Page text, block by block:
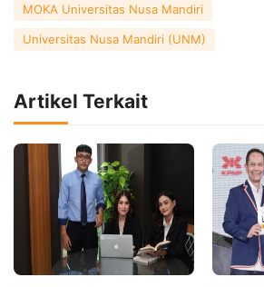
MOKA Universitas Nusa Mandiri
Universitas Nusa Mandiri (UNM)
Artikel Terkait